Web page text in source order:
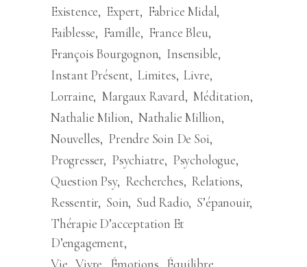
Existence
Expert
Fabrice Midal
Faiblesse
Famille
France Bleu
François Bourgognon Insensible
Instant Présent Limites Livre
Lorraine Margaux Ravard Méditation
Nathalie Milion Nathalie Million
Nouvelles
Prendre Soin De Soi
Progresser Psychiatre
Psychologue
Question Psy Recherches Relations
Ressentir Soin Sud Radio S’épanouir
Thérapie D’acceptation Et
D’engagement